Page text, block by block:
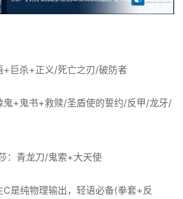
+巨杀+正义/死亡之刃/破防者
鬼+鬼书+救赎/圣盾使的誓约/反甲/龙牙/
：青龙刀/鬼索+大天使
C是纯物理输出，轻语必备(拳套+反